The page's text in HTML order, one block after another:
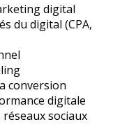
digital
du digital (CPA,
conversion
digitale
sociaux